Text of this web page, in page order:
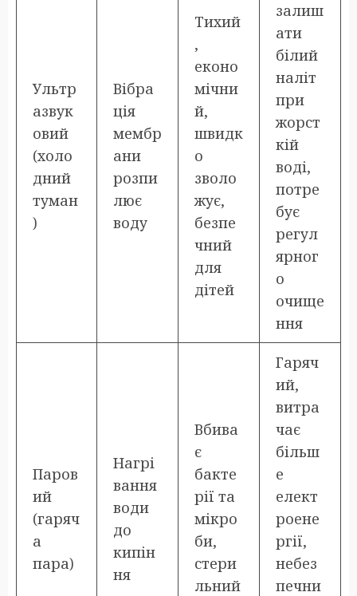
Ультр
азвук
овий
(холо
дний
туман
)
Вібра
ція
мембр
ани
розпи
лює
воду
Тихий
,
еконо
мічни
й,
швидк
о
зволо
жує,
безпе
чний
для
дітей
залиш
ати
білий
наліт
при
жорст
кій
воді,
потре
бує
регул
ярног
о
очище
ння
Паров
ий
(гаряч
а
пара)
Нагрі
вання
води
до
кипін
ня
Вбива
є
бакте
рії та
мікро
би,
стери
льний
Гаряч
ий,
витра
чає
більш
е
елект
роене
ргії,
небез
печни